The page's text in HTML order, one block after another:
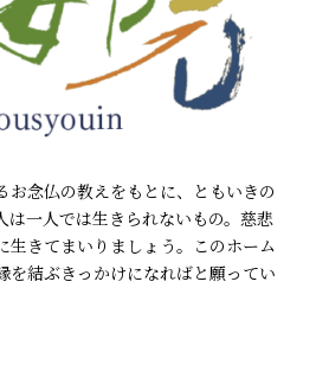
お念仏の教えをもとに、ともいきの
は一人では生きられないもの。慈悲
生きてまいりましょう。このホーム
を結ぶきっかけになればと願ってい